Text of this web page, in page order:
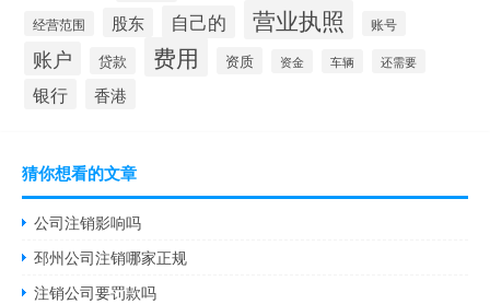
经营范围 股东 自己的 营业执照 账号
账户 贷款 费用 资质 资金 车辆 还需要
银行 香港
猜你想看的文章
公司注销影响吗
邳州公司注销哪家正规
注销公司要罚款吗